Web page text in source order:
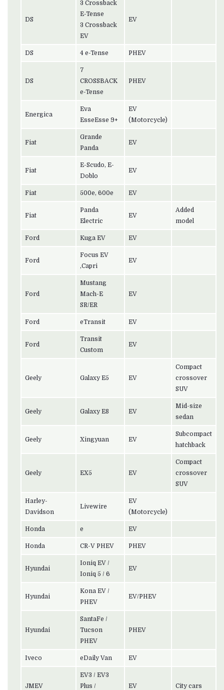
DS
3 Crossback
E-Tense
3 Crossback
EV
EV
DS 4 e-Tense PHEV
DS
7
CROSSBACK
e-Tense
PHEV
Energica
Eva
EsseEsse 9+
EV
(Motorcycle)
Fiat
Grande
Panda
EV
Fiat
E-Scudo, E-
Doblo
EV
Fiat 500e, 600e EV
Fiat
Panda
Electric
EV
Added
model
Ford Kuga EV EV
Ford
Focus EV
,Capri
EV
Ford
Mustang
Mach-E
SR/ER
EV
Ford eTransit EV
Ford
Transit
Custom
EV
Geely Galaxy E5 EV
Compact
crossover
SUV
Geely Galaxy E8 EV
Mid-size
sedan
Geely Xingyuan EV
Subcompact
hatchback
Geely EX5 EV
Compact
crossover
SUV
Harley-
Davidson
Livewire
EV
(Motorcycle)
Honda e EV
Honda CR-V PHEV PHEV
Hyundai
Ioniq EV /
Ioniq 5 / 6
EV
Hyundai
Kona EV /
PHEV
EV/PHEV
Hyundai
SantaFe /
Tucson
PHEV
PHEV
Iveco eDaily Van EV
JMEV
EV3 / EV3
Plus /
EV City cars